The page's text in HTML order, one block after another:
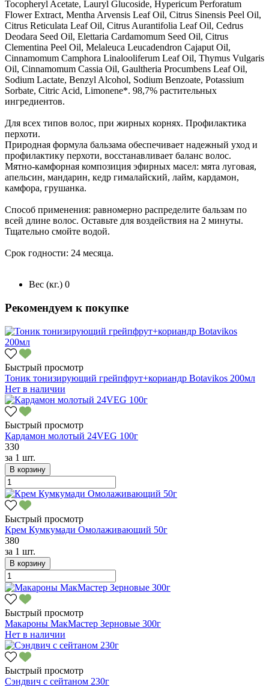
Tocopheryl Acetate, Lauryl Glucoside, Hypericum Perforatum
Flower Extract, Mentha Arvensis Leaf Oil, Citrus Sinensis Peel Oil,
Citrus Reticulata Leaf Oil, Citrus Aurantifolia Leaf Oil, Cedrus
Deodara Seed Oil, Elettaria Cardamomum Seed Oil, Citrus
Clementina Peel Oil, Melaleuca Leucadendron Cajaput Oil,
Cinnamomum Camphora Linalooliferum Leaf Oil, Thymus Vulgaris
Oil, Cinnamomum Cassia Oil, Gaultheria Procumbens Leaf Oil,
Sodium Lactate, Benzyl Alcohol, Sodium Benzoate, Potassium
Sorbate, Citric Acid, Limonene*. 98,7% растительных
ингредиентов.
Для всех типов волос, при жирных корнях. Профилактика
перхоти.
Природная формула бальзама обеспечивает надежный уход и
профилактику перхоти, восстанавливает баланс волос.
Мятно-камфорная композиция эфирных масел: мята луговая,
апельсин, мандарин, кедр гималайский, лайм, кардамон,
камфора, грушанка.
Способ применения: равномерно распределите бальзам по
всей длине волос. Оставьте для воздействия на 2 минуты.
Тщательно смойте водой.
Срок годности: 24 месяца.
Вес (кг.) 0
Рекомендуем к покупке
Быстрый просмотр
Тоник тонизирующий грейпфрут+кориандр Botavikos 200мл
Нет в наличии
Быстрый просмотр
Кардамон молотый 24VEG 100г
330
за 1 шт.
В корзину
Быстрый просмотр
Крем Кумкумади Омолаживающий 50г
380
за 1 шт.
В корзину
Быстрый просмотр
Макароны МакМастер Зерновые 300г
Нет в наличии
Быстрый просмотр
Сэндвич с сейтаном 230г